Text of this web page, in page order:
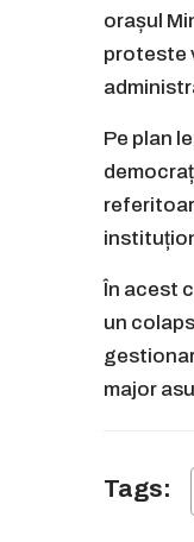
orașul
proteste
Pe plan
În acest
un
major
Tags: